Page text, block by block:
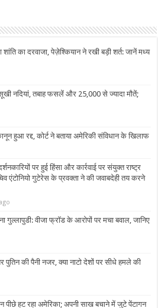
का दरवाजा, पेज़ेश्कियान ने रखी बड़ी शर्त: जानें मध्य
नदियां, तबाह फसलें और 25,000 से ज्यादा मौतें;
हुआ रद्द, कोर्ट ने बताया अमेरिकी संविधान के खिलाफ
पर हुई हिंसा और कार्रवाई पर संयुक्त राष्ट्र
एंटोनियो गुटेरेस के प्रवक्ता ने की जवाबदेही तय करने
गुल्लापुडी: वीजा फ्रॉड के आरोपों पर मचा बवाल, जानिए
पुतिन की पैनी नजर, क्या नाटो देशों पर सीधे हमले की
पीछे हट रहा अमेरिका; अपनी साख बचाने में जुटे पेंटागन